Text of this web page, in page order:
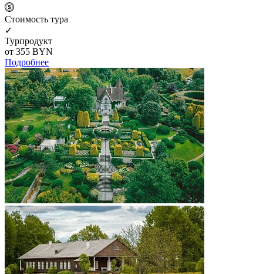
Cтоимость тура
✓
Турпродукт
от 355 BYN
Подробнее